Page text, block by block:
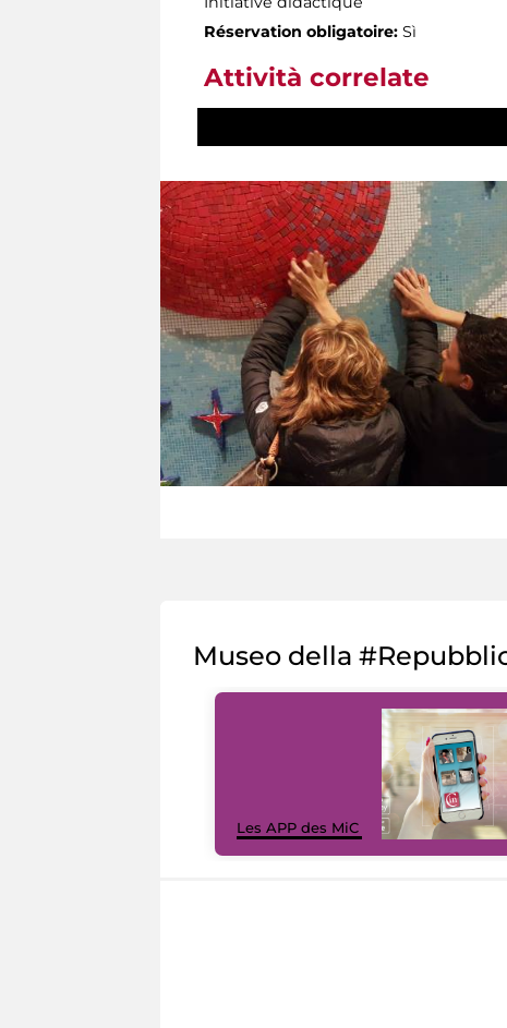
Réservation obligatoire: Sì
Attività correlate
Museo della
Les APP des MiC